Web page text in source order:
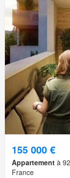
155 000 €
Appartement à
France